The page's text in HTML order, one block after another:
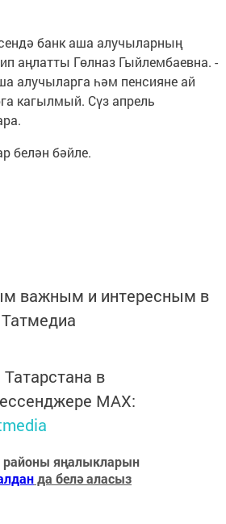
банк аша алучыларның
аңлатты Гөлназ Гыйлембаевна. -
алучыларга һәм пенсияне ай
кагылмый. Сүз апрель
белән бәйле.
важным и интересным в
Татмедиа
в
MАХ:
районы яңалыкларын
да белә аласыз